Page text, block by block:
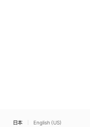
日本 English (US)